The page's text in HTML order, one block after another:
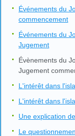
Événements du
commencement
Événements du
Jugement
Évènements du
Jugement
L'intérêt dans
L'intérêt dans
Une explication
Le